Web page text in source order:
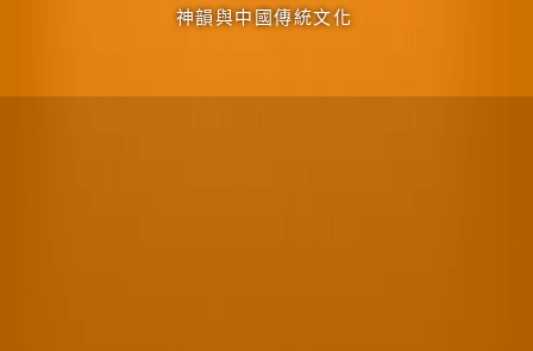
神韻與中國傳統文化